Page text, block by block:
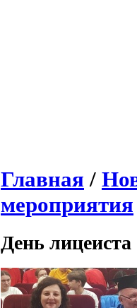
Главная /
мероприятия
День лицеиста